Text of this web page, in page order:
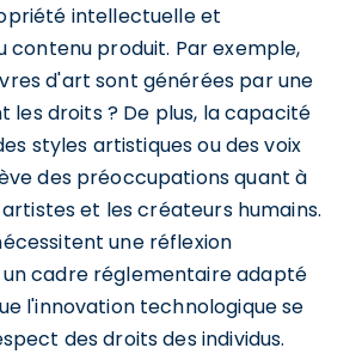
intellectuelle et
contenu produit. Par exemple,
d'art sont générées par une
les droits ? De plus, la capacité
styles artistiques ou des voix
des préoccupations quant à
et les créateurs humains.
une réflexion
cadre réglementaire adapté
l'innovation technologique se
des droits des individus.